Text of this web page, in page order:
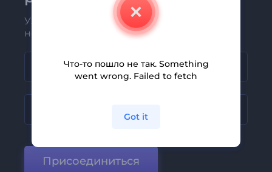
Узнавайте о последних новостях и
новых предложениях первыми
Присоединиться
Что-то пошло не так. Something
went wrong. Failed to fetch
Got it